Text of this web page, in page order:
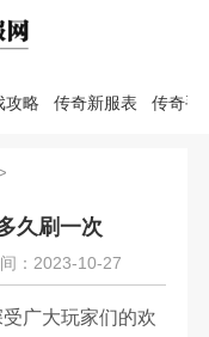
攻略 传奇新服表 传奇手
久刷一次
：2023-10-27
广大玩家们的欢